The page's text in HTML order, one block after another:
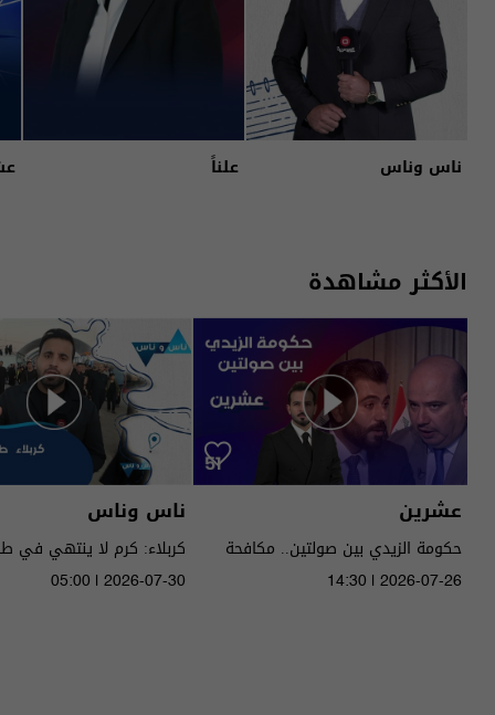
ناس وناس علناً
الأكثر مشاهدة
عشرين
حكومة الزيدي بين صولتين.. مكافحة
14:30 | 2026-07-26
ناس وناس
كربلاء: كرم لا ينتهي في
05:00 | 2026-07-30